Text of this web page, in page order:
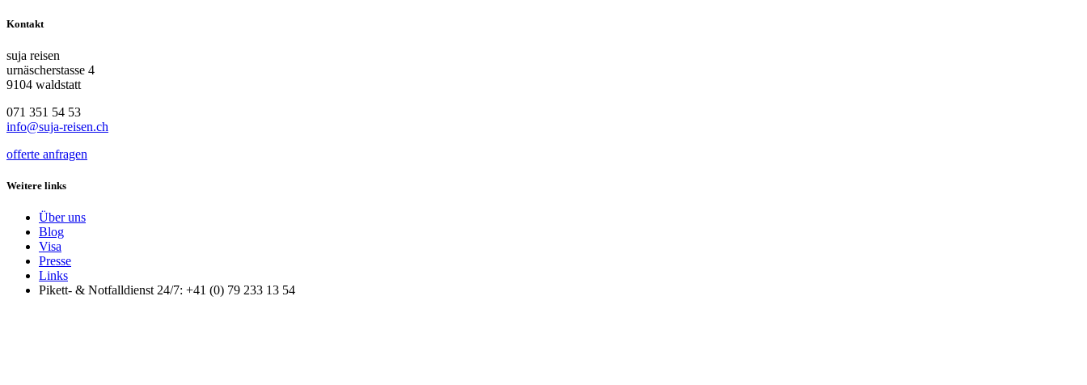
Kontakt
suja reisen
urnäscherstasse 4
9104 waldstatt
071 351 54 53
info@suja-reisen.ch
offerte anfragen
Weitere links
Über uns
Blog
Visa
Presse
Links
Pikett- & Notfalldienst 24/7: +41 (0) 79 233 13 54